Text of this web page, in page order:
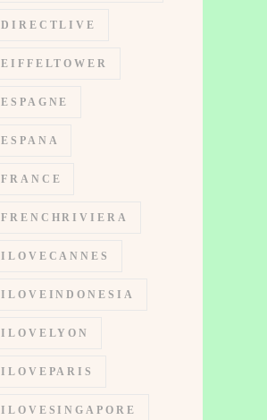
DIRECTLIVE
EIFFELTOWER
ESPAGNE
ESPANA
FRANCE
FRENCHRIVIERA
ILOVECANNES
ILOVEINDONESIA
ILOVELYON
ILOVEPARIS
ILOVESINGAPORE